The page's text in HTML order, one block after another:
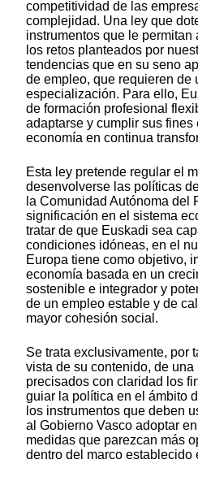
competitividad de las
complejidad. Una ley que
instrumentos que le permitan
los retos planteados por
tendencias que en su seno
de empleo, que requieren de
especialización. Para ello,
de formación profesional
adaptarse y cumplir sus
economía en continua
Esta ley pretende regular el
desenvolverse las políticas
la Comunidad Autónoma del
significación en el sistema
tratar de que Euskadi sea
condiciones idóneas, en el
Europa tiene como objetivo,
economía basada en un
sostenible e integrador y
de un empleo estable y de
mayor cohesión social.
Se trata exclusivamente, por
vista de su contenido, de
precisados con claridad los
guiar la política en el ámbito
los instrumentos que deben
al Gobierno Vasco adoptar
medidas que parezcan más
dentro del marco establecido